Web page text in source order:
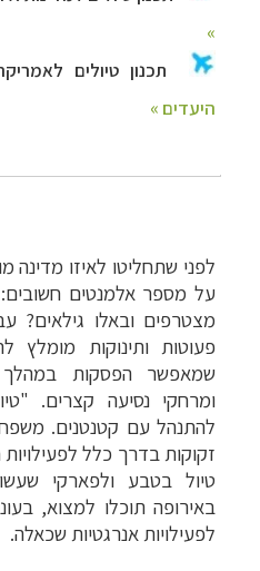
לפני שתחליטו לאיזו מדינה
על מספר אלמנטים
מצטרפים ובאלו גילאים?
פעוטות ותינוקות מומלץ
שמאפשר הפסקות במהלך
ומרחקי נסיעה קצרים.
להתנהל עם קטנטנים.
זקוקות בדרך כלל
טיול בטבע ולפארקי
באירופה תוכלו למצוא,
לפעילויות אנרגטיות שכאלה.